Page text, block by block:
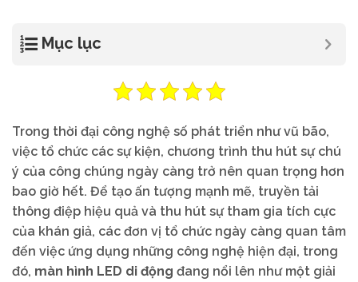
Mục lục
Trong thời đại công nghệ số phát triển như vũ bão,
việc tổ chức các sự kiện, chương trình thu hút sự chú
ý của công chúng ngày càng trở nên quan trọng hơn
bao giờ hết. Để tạo ấn tượng mạnh mẽ, truyền tải
thông điệp hiệu quả và thu hút sự tham gia tích cực
của khán giả, các đơn vị tổ chức ngày càng quan tâm
đến việc ứng dụng những công nghệ hiện đại, trong
đó, màn hình LED di động đang nổi lên như một giải